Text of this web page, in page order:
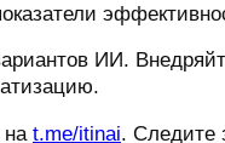
ИИ.
на t.me/itinai. Следите